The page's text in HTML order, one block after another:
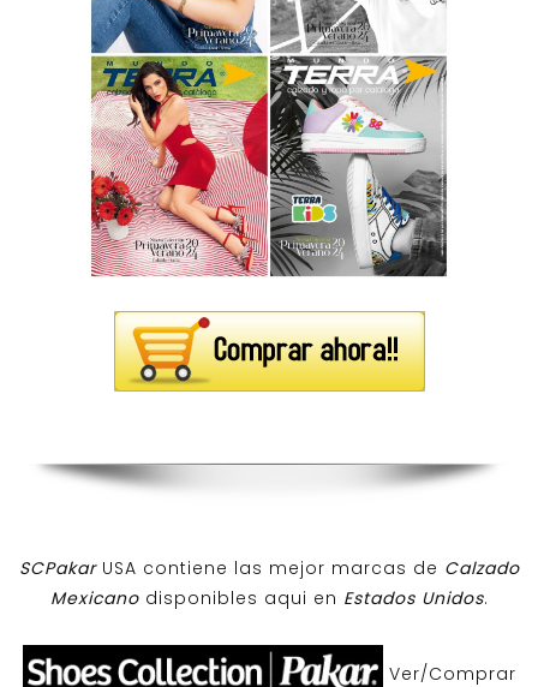
SCPakar USA contiene las mejor marcas de Calzado
Mexicanodisponibles aqui en Estados Unidos.
Ver/Comprar